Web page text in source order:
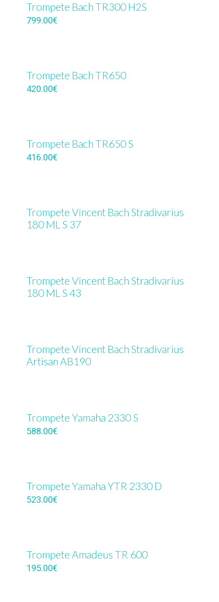
Trompete Bach TR300 H2S
799.00€
Trompete Bach TR650
420.00€
Trompete Bach TR650 S
416.00€
Trompete Vincent Bach Stradivarius
180 ML S 37
Trompete Vincent Bach Stradivarius
180 ML S 43
Trompete Vincent Bach Stradivarius
Artisan AB190
Trompete Yamaha 2330 S
588.00€
Trompete Yamaha YTR 2330 D
523.00€
Trompete Amadeus TR 600
195.00€